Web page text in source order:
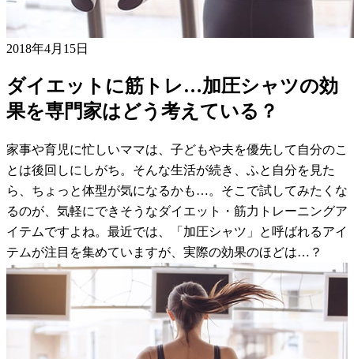
2018年4月15日
ダイエットに筋トレ…加圧シャツの効
果を専門家はどう考えている？
家事や育児に忙しいママは、子どもや夫を優先して自分のこ
とは後回しにしがち。そんな生活が続き、ふと自分を見た
ら、ちょっと体型が気になるかも…。そこで試してみたくな
るのが、気軽にできそうなダイエット・筋力トレーニングア
イテムですよね。最近では、「加圧シャツ」と呼ばれるアイ
テムが注目を集めていますが、実際の効果のほどは…？